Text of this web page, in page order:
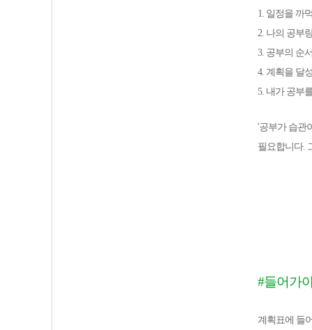
1. 일정을 까
2. 나의 공부
3. 공부의 순
4. 계획을 달
5. 내가 공부
'공부가 습관
필요합니다.
#들어가
계획표에 들